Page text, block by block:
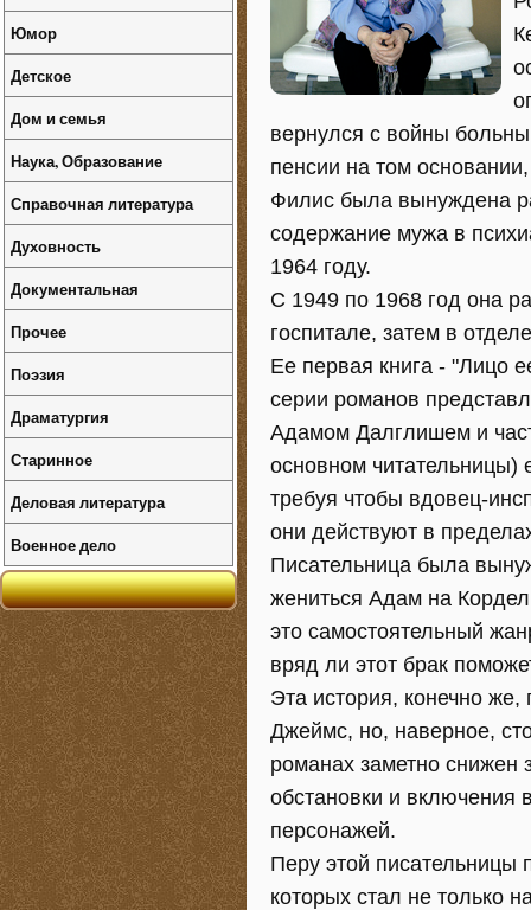
вернулся с войны
пенсии на том
Филис была вынуждена
содержание мужа в
1964 году.
С 1949 по 1968 год она
госпитале, затем в
Ее первая книга - "Лицо
серии романов
Адамом Далглишем и
основном читательницы)
требуя чтобы вдовец-
они действуют в
Писательница была
жениться Адам на
это самостоятельный
вряд ли этот брак
Эта история, конечно
Джеймс, но, наверное,
романах заметно снижен
обстановки и включения
персонажей.
Перу этой писательницы
которых стал не только
Юмор
Детское
Дом и семья
Наука, Образование
Справочная литература
Духовность
Документальная
Прочее
Поэзия
Драматургия
Старинное
Деловая литература
Военное дело